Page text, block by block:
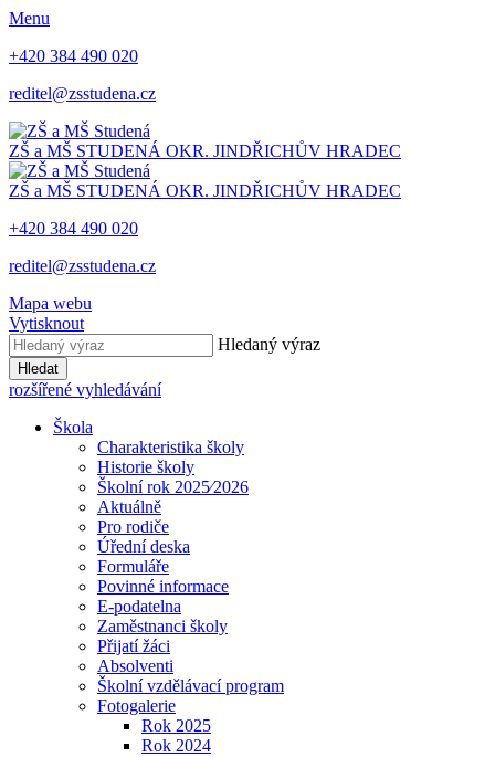
Menu
+420 384 490 020
reditel@zsstudena.cz
ZŠ a MŠ STUDENÁ OKR. JINDŘICHŮV HRADEC
ZŠ a MŠ STUDENÁ OKR. JINDŘICHŮV HRADEC
+420 384 490 020
reditel@zsstudena.cz
Mapa webu
Vytisknout
Hledaný výraz
Hledat
rozšířené vyhledávání
Škola
Charakteristika školy
Historie školy
Školní rok 2025⁄2026
Aktuálně
Pro rodiče
Úřední deska
Formuláře
Povinné informace
E-podatelna
Zaměstnanci školy
Přijatí žáci
Absolventi
Školní vzdělávací program
Fotogalerie
Rok 2025
Rok 2024